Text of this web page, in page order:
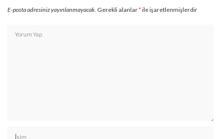
E-posta adresiniz yayınlanmayacak. Gerekli alanlar*ile işaretlenmişlerdir